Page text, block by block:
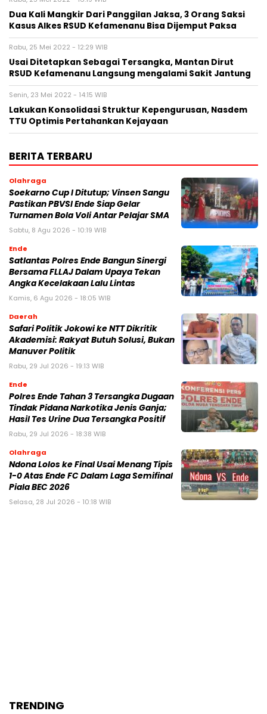
Dua Kali Mangkir Dari Panggilan Jaksa, 3 Orang Saksi
Kasus Alkes RSUD Kefamenanu Bisa Dijemput Paksa
Rabu, 25 Mei 2022 - 12:29 WIB
Usai Ditetapkan Sebagai Tersangka, Mantan Dirut
RSUD Kefamenanu Langsung mengalami Sakit Jantung
Senin, 23 Mei 2022 - 14:15 WIB
Lakukan Konsolidasi Struktur Kepengurusan, Nasdem
TTU Optimis Pertahankan Kejayaan
BERITA TERBARU
Olahraga
Soekarno Cup I Ditutup; Vinsen Sangu
Pastikan PBVSI Ende Siap Gelar
Turnamen Bola Voli Antar Pelajar SMA
Sabtu, 8 Agu 2026 - 10:19 WIB
Ende
Satlantas Polres Ende Bangun Sinergi
Bersama FLLAJ Dalam Upaya Tekan
Angka Kecelakaan Lalu Lintas
Kamis, 6 Agu 2026 - 18:05 WIB
Daerah
Safari Politik Jokowi ke NTT Dikritik
Akademisi: Rakyat Butuh Solusi, Bukan
Manuver Politik
Rabu, 29 Jul 2026 - 19:13 WIB
Ende
Polres Ende Tahan 3 Tersangka Dugaan
Tindak Pidana Narkotika Jenis Ganja;
Hasil Tes Urine Dua Tersangka Positif
Rabu, 29 Jul 2026 - 18:38 WIB
Olahraga
Ndona Lolos ke Final Usai Menang Tipis
1-0 Atas Ende FC Dalam Laga Semifinal
Piala BEC 2026
Selasa, 28 Jul 2026 - 10:18 WIB
TRENDING